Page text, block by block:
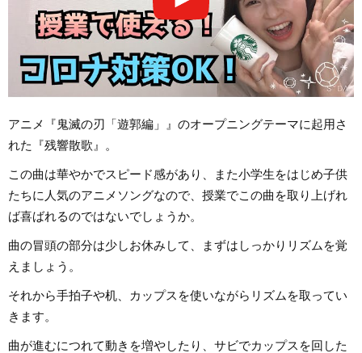
アニメ『鬼滅の刃「遊郭編」』のオープニングテーマに起用さ
れた『残響散歌』。
この曲は華やかでスピード感があり、また小学生をはじめ子供
たちに人気のアニメソングなので、授業でこの曲を取り上げれ
ば喜ばれるのではないでしょうか。
曲の冒頭の部分は少しお休みして、まずはしっかりリズムを覚
えましょう。
それから手拍子や机、カップスを使いながらリズムを取ってい
きます。
曲が進むにつれて動きを増やしたり、サビでカップスを回した